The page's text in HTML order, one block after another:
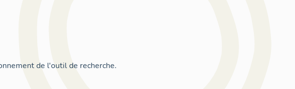
de l'outil de recherche.